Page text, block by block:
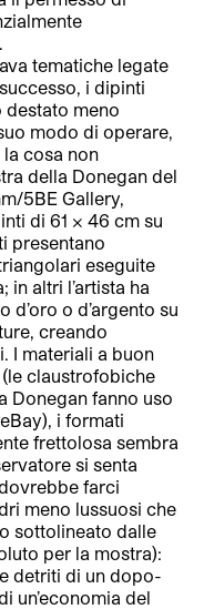
tematiche legate
i dipinti
destato meno
modo di operare,
cosa non
della Donegan del
5BE Gallery,
di 61 x 46 cm su
presentano
eseguite
in altri l’artista ha
o d’argento su
creando
I materiali a buon
claustrofobiche
Donegan fanno uso
i formati
frettolosa sembra
si senta
farci
meno lussuosi che
sottolineato dalle
per la mostra):
detriti di un dopo-
un’economia del